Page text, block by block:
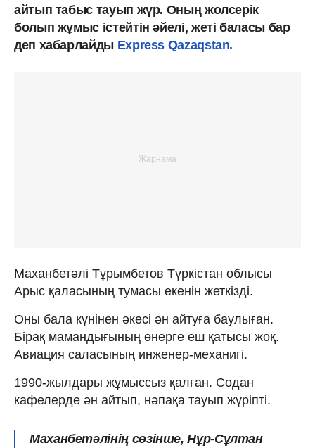
айтып табыс тауып жүр. Оның жолсерік
болып жұмыс істейтін әйелі, жеті баласы бар
деп хабарлайды Express Qazaqstan.
Маханбетәлі Тұрымбетов Түркістан облысы
Арыс қаласының тумасы екенін жеткізді.
Оны бала күнінен әкесі ән айтуға баулыған.
Бірақ мамандығының өнерге еш қатысы жоқ.
Авиация саласының инженер-механигі.
1990-жылдары жұмыссыз қалған. Содан
кафелерде ән айтып, нәпақа тауып жүріпті.
Маханбетәлінің сөзінше, Нұр-Сұлтан